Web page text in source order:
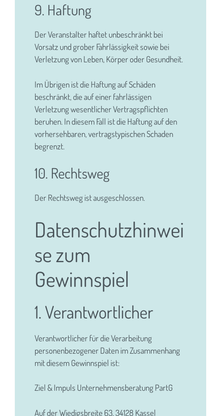
9. Haftung
Der Veranstalter haftet unbeschränkt bei
Vorsatz und grober Fahrlässigkeit sowie bei
Verletzung von Leben, Körper oder Gesundheit.
Im Übrigen ist die Haftung auf Schäden
beschränkt, die auf einer fahrlässigen
Verletzung wesentlicher Vertragspflichten
beruhen. In diesem Fall ist die Haftung auf den
vorhersehbaren, vertragstypischen Schaden
begrenzt.
10. Rechtsweg
Der Rechtsweg ist ausgeschlossen.
Datenschutzhinwei
se zum
Gewinnspiel
1. Verantwortlicher
Verantwortlicher für die Verarbeitung
personenbezogener Daten im Zusammenhang
mit diesem Gewinnspiel ist:
Ziel & Impuls Unternehmensberatung PartG
Auf der Wiedigsbreite 63, 34128 Kassel